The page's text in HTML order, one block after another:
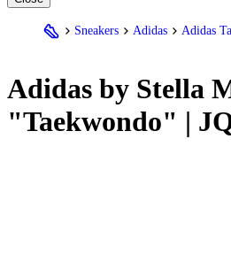
Sneakers Adidas Adidas
Adidas by Stella
"Taekwondo" |